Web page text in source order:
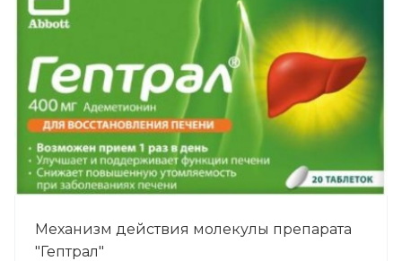
Механизм действия молекулы препарата
"Гептрал"